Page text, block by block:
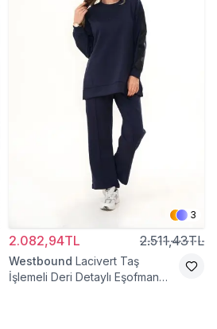
3
2.082,94TL 2.511,43TL
Westbound Lacivert Taş
İşlemeli Deri Detaylı Eşofman